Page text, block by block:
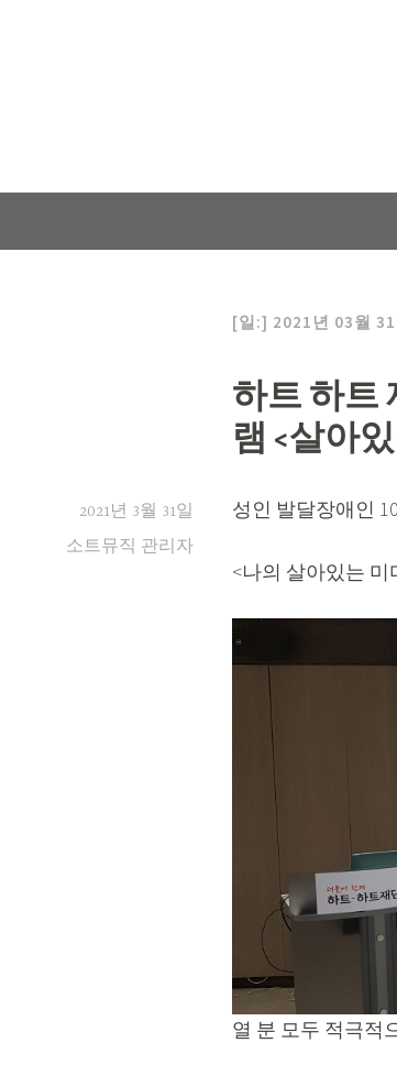
[일:] 2021년 03월
하트 하트
램 <살아
2021년 3월 31일
소트뮤직 관리자
성인 발달장애인
<나의 살아있는
열 분 모두 적극적